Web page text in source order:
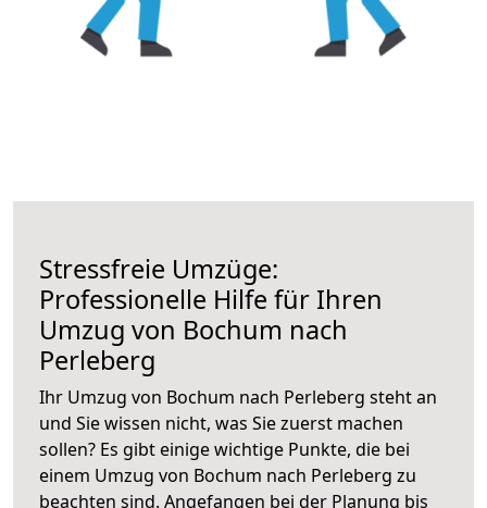
Stressfreie Umzüge:
Professionelle Hilfe für Ihren
Umzug von Bochum nach
Perleberg
Ihr Umzug von Bochum nach Perleberg steht an
und Sie wissen nicht, was Sie zuerst machen
sollen? Es gibt einige wichtige Punkte, die bei
einem Umzug von Bochum nach Perleberg zu
beachten sind. Angefangen bei der Planung bis